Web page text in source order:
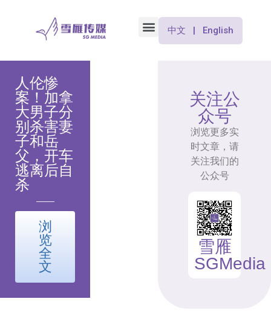
中文 | English
人伦惨
案！加拿
大男子分
别杀害妻
子和岳
父，开车
逃离后自
杀
浏
览
全
文
关注公
众号
浏览更多实
时文章，请
关注我们的
公众号
雪雁
SGMedia